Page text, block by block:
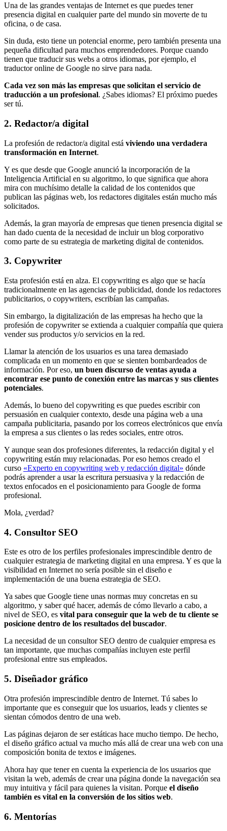
Una de las grandes ventajas de Internet es que puedes tener
presencia digital en cualquier parte del mundo sin moverte de tu
oficina, o de casa.
Sin duda, esto tiene un potencial enorme, pero también presenta una
pequeña dificultad para muchos emprendedores. Porque cuando
tienen que traducir sus webs a otros idiomas, por ejemplo, el
traductor online de Google no sirve para nada.
Cada vez son más las empresas que solicitan el servicio de
traducción a un profesional. ¿Sabes idiomas? El próximo puedes
ser tú.
2. Redactor/a digital
La profesión de redactor/a digital está viviendo una verdadera
transformación en Internet.
Y es que desde que Google anunció la incorporación de la
Inteligencia Artificial en su algoritmo, lo que significa que ahora
mira con muchísimo detalle la calidad de los contenidos que
publican las páginas web, los redactores digitales están mucho más
solicitados.
Además, la gran mayoría de empresas que tienen presencia digital se
han dado cuenta de la necesidad de incluir un blog corporativo
como parte de su estrategia de marketing digital de contenidos.
3. Copywriter
Esta profesión está en alza. El copywriting es algo que se hacía
tradicionalmente en las agencias de publicidad, donde los redactores
publicitarios, o copywriters, escribían las campañas.
Sin embargo, la digitalización de las empresas ha hecho que la
profesión de copywriter se extienda a cualquier compañía que quiera
vender sus productos y/o servicios en la red.
Llamar la atención de los usuarios es una tarea demasiado
complicada en un momento en que se sienten bombardeados de
información. Por eso, un buen discurso de ventas ayuda a
encontrar ese punto de conexión entre las marcas y sus clientes
potenciales.
Además, lo bueno del copywriting es que puedes escribir con
persuasión en cualquier contexto, desde una página web a una
campaña publicitaria, pasando por los correos electrónicos que envía
la empresa a sus clientes o las redes sociales, entre otros.
Y aunque sean dos profesiones diferentes, la redacción digital y el
copywriting están muy relacionadas. Por eso hemos creado el
curso «Experto en copywriting web y redacción digital» dónde
podrás aprender a usar la escritura persuasiva y la redacción de
textos enfocados en el posicionamiento para Google de forma
profesional.
Mola, ¿verdad?
4. Consultor SEO
Este es otro de los perfiles profesionales imprescindible dentro de
cualquier estrategia de marketing digital en una empresa. Y es que la
visibilidad en Internet no sería posible sin el diseño e
implementación de una buena estrategia de SEO.
Ya sabes que Google tiene unas normas muy concretas en su
algoritmo, y saber qué hacer, además de cómo llevarlo a cabo, a
nivel de SEO, es vital para conseguir que la web de tu cliente se
posicione dentro de los resultados del buscador.
La necesidad de un consultor SEO dentro de cualquier empresa es
tan importante, que muchas compañías incluyen este perfil
profesional entre sus empleados.
5. Diseñador gráfico
Otra profesión imprescindible dentro de Internet. Tú sabes lo
importante que es conseguir que los usuarios, leads y clientes se
sientan cómodos dentro de una web.
Las páginas dejaron de ser estáticas hace mucho tiempo. De hecho,
el diseño gráfico actual va mucho más allá de crear una web con una
composición bonita de textos e imágenes.
Ahora hay que tener en cuenta la experiencia de los usuarios que
visitan la web, además de crear una página donde la navegación sea
muy intuitiva y fácil para quienes la visitan. Porque el diseño
también es vital en la conversión de los sitios web.
6. Mentorías